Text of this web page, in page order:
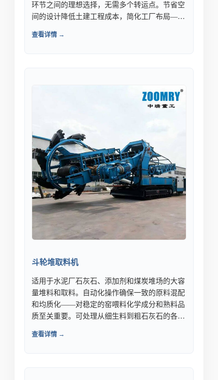
环节之间的理想选择，无需多个转运点。节省空
间的设计降低土建工程成本，简化工厂布局——
查看详情 →
斗轮堆取料机
适用于水泥厂石灰石、添加剂和煤炭堆场的大容
量堆料和取料。自动化操作确保一致的原料混配
和均质化——对稳定的窑喂料化学成分和熟料品
质至关重要。可处理从细生料到粗石灰石的各种
查看详情 →